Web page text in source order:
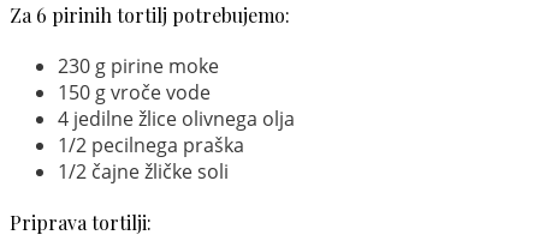
Za 6 pirinih tortilj potrebujemo:
230 g pirine moke
150 g vroče vode
4 jedilne žlice olivnega olja
1/2 pecilnega praška
1/2 čajne žličke soli
Priprava tortilji: